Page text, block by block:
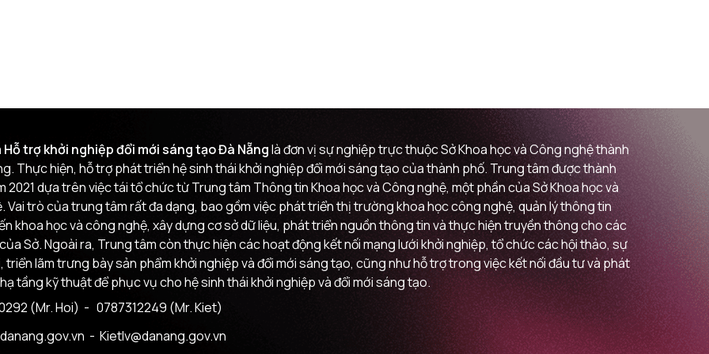
trợ khởi nghiệp đổi mới sáng tạo Đà Nẵnglà đơn vị sự nghiệp trực thuộc Sở Khoa học và Công nghệ thành
Thực hiện, hỗ trợ phát triển hệ sinh thái khởi nghiệp đổi mới sáng tạo của thành phố. Trung tâm được thành
2021 dựa trên việc tái tổ chức từ Trung tâm Thông tin Khoa học và Công nghệ, một phần của Sở Khoa học và
Vai trò của trung tâm rất đa dạng, bao gồm việc phát triển thị trường khoa học công nghệ, quản lý thông tin
khoa học và công nghệ, xây dựng cơ sở dữ liệu, phát triển nguồn thông tin và thực hiện truyền thông cho các
Sở. Ngoài ra, Trung tâm còn thực hiện các hoạt động kết nối mạng lưới khởi nghiệp, tổ chức các hội thảo, sự
triển lãm trưng bày sản phẩm khởi nghiệp và đổi mới sáng tạo, cũng như hỗ trợ trong việc kết nối đầu tư và phát
tầng kỹ thuật để phục vụ cho hệ sinh thái khởi nghiệp và đổi mới sáng tạo.
(Mr. Hoi) - 0787312249 (Mr. Kiet)
- Kietlv@danang.gov.vn